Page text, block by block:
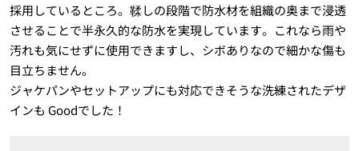
採用しているところ。鞣しの段階で防水材を組織の奥まで浸透
させることで半永久的な防水を実現しています。これなら雨や
汚れも気にせずに使用できますし、シボありなので細かな傷も
目立ちません。
ジャケパンやセットアップにも対応できそうな洗練されたデザ
インも Goodでした！